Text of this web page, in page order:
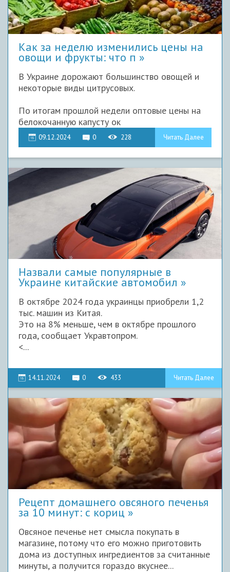
Как за неделю изменились цены на
овощи и фрукты: что п
В Украине дорожают большинство овощей и
некоторые виды цитрусовых.
По итогам прошлой недели оптовые цены на
белокочанную капусту ок
09.12.2024 0 228 Читать Далее
Назвали самые популярные в
Украине китайские автомобил
В октябре 2024 года украинцы приобрели 1,2
тыс. машин из Китая.
Это на 8% меньше, чем в октябре прошлого
года, сообщает Укравтопром.
<...
14.11.2024 0 433 Читать Далее
Рецепт домашнего овсяного печенья
за 10 минут: с кориц
Овсяное печенье нет смысла покупать в
магазине, потому что его можно приготовить
дома из доступных ингредиентов за считанные
минуты, а получится гораздо вкуснее...